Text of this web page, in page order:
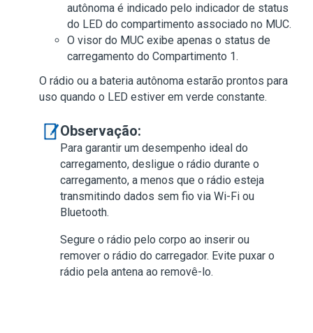
autônoma é indicado pelo indicador de status
do LED do compartimento associado no MUC.
O visor do MUC exibe apenas o status de
carregamento do Compartimento 1.
O rádio ou a bateria autônoma estarão prontos para
uso quando o LED estiver em verde constante.
Observação:
Para garantir um desempenho ideal do
carregamento, desligue o rádio durante o
carregamento, a menos que o rádio esteja
transmitindo dados sem fio via Wi-Fi ou
Bluetooth.
Segure o rádio pelo corpo ao inserir ou
remover o rádio do carregador. Evite puxar o
rádio pela antena ao removê-lo.